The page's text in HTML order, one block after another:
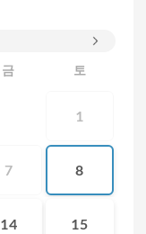
금 토
1
7 8
14 15